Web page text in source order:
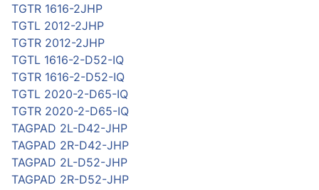
TGTR 1616-2JHP
TGTL 2012-2JHP
TGTR 2012-2JHP
TGTL 1616-2-D52-IQ
TGTR 1616-2-D52-IQ
TGTL 2020-2-D65-IQ
TGTR 2020-2-D65-IQ
TAGPAD 2L-D42-JHP
TAGPAD 2R-D42-JHP
TAGPAD 2L-D52-JHP
TAGPAD 2R-D52-JHP